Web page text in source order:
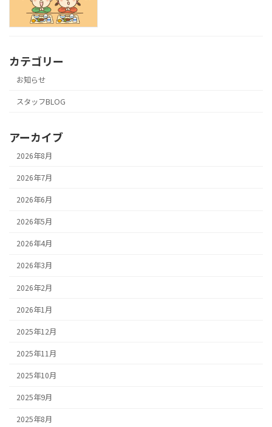
カテゴリー
お知らせ
スタッフBLOG
アーカイブ
2026年8月
2026年7月
2026年6月
2026年5月
2026年4月
2026年3月
2026年2月
2026年1月
2025年12月
2025年11月
2025年10月
2025年9月
2025年8月